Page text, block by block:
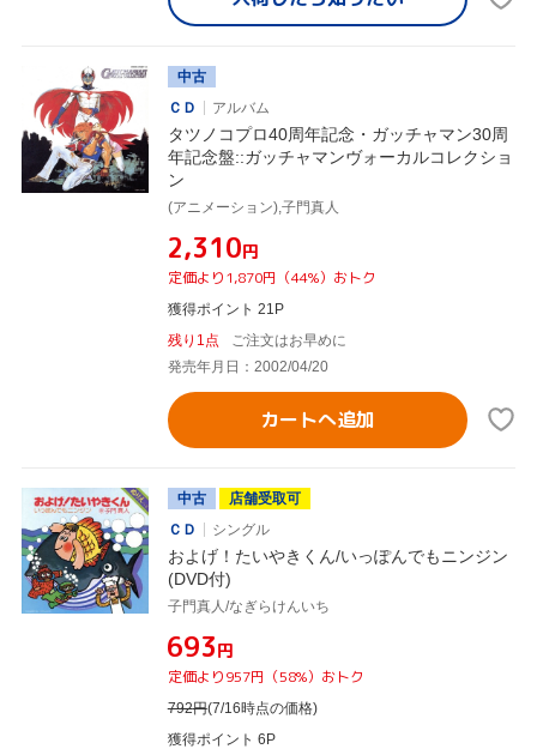
中古
ＣＤ
アルバム
タツノコプロ40周年記念・ガッチャマン30周
年記念盤::ガッチャマンヴォーカルコレクショ
ン
(アニメーション),子門真人
¥2,310円
定価より1,870円（44%）おトク
獲得ポイント 21P
残り1点
ご注文はお早めに
発売年月日：2002/04/20
カートへ追加
中古
店舗受取可
ＣＤ
シングル
およげ！たいやきくん/いっぽんでもニンジン
(DVD付)
子門真人/なぎらけんいち
¥693円
定価より957円（58%）おトク
792円(7/16時点の価格)
獲得ポイント 6P